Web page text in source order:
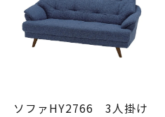
ソファHY2766 3人掛け